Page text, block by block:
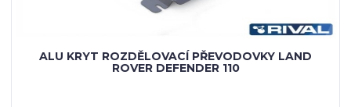
ALU KRYT ROZDĚLOVACÍ PŘEVODOVKY LAND
ROVER DEFENDER 110